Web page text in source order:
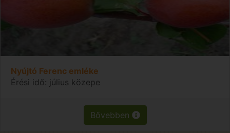
Nyújtó Ferenc emléke
Érési idő: július közepe
Bővebben